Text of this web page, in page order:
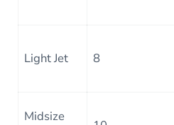
Light Jet 8
Midsize